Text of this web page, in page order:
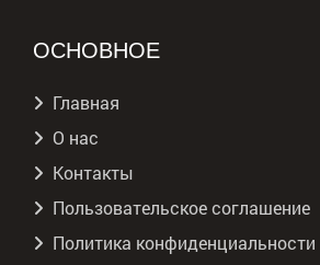
ОСНОВНОЕ
Главная
О нас
Контакты
Пользовательское соглашение
Политика конфиденциальности